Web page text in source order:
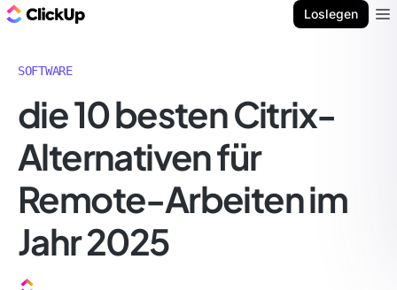
Loslegen
SOFTWARE
die 10 besten Citrix-
Alternativen für
Remote-Arbeiten im
Jahr 2025